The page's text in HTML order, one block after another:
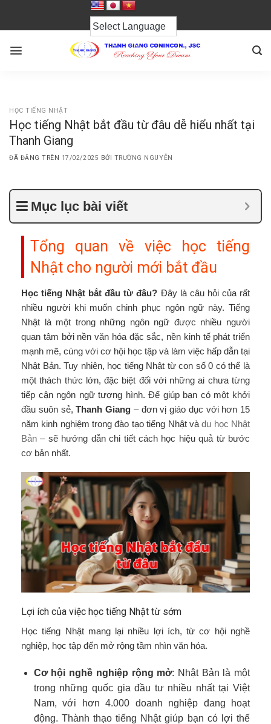
dung
HỌC TIẾNG NHẬT
Học tiếng Nhật bắt đầu từ đâu dễ hiểu nhất tại
Thanh Giang
ĐÃ ĐĂNG TRÊN 17/02/2025 BỞI TRƯỜNG NGUYỄN
Mục lục bài viết
Tổng quan về việc học tiếng
Nhật cho người mới bắt đầu
Học tiếng Nhật bắt đầu từ đâu? Đây là câu hỏi của rất
nhiều người khi muốn chinh phục ngôn ngữ này. Tiếng
Nhật là một trong những ngôn ngữ được nhiều người
quan tâm bởi nền văn hóa đặc sắc, nền kinh tế phát triển
mạnh mẽ, cùng với cơ hội học tập và làm việc hấp dẫn tại
Nhật Bản. Tuy nhiên, học tiếng Nhật từ con số 0 có thể là
một thách thức lớn, đặc biệt đối với những ai chưa từng
tiếp cận ngôn ngữ tượng hình. Để giúp bạn có một khởi
đầu suôn sẻ,Thanh Giang – đơn vị giáo dục với hơn 15
năm kinh nghiệm trong đào tạo tiếng Nhật vàdu học Nhật
Bản – sẽ hướng dẫn chi tiết cách học hiệu quả từ bước
cơ bản nhất.
Lợi ích của việc học tiếng Nhật từ sớm
Học tiếng Nhật mang lại nhiều lợi ích, từ cơ hội nghề
nghiệp, học tập đến mở rộng tầm nhìn văn hóa.
Cơ hội nghề nghiệp rộng mở: Nhật Bản là một
trong những quốc gia đầu tư nhiều nhất tại Việt
Nam, với hơn 4.000 doanh nghiệp đang hoạt
động. Thành thạo tiếng Nhật giúp bạn có lợi thế